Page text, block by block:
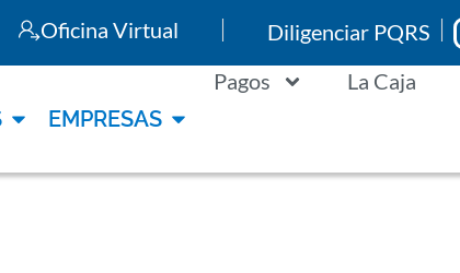
Oficina Virtual Diligenciar PQRS
EMPRESAS
Pagos La Caja